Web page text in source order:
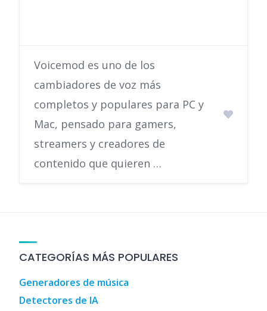
Voicemod es uno de los
cambiadores de voz más
completos y populares para PC y
Mac, pensado para gamers,
streamers y creadores de
contenido que quieren …
CATEGORÍAS MÁS POPULARES
Generadores de música
Detectores de IA